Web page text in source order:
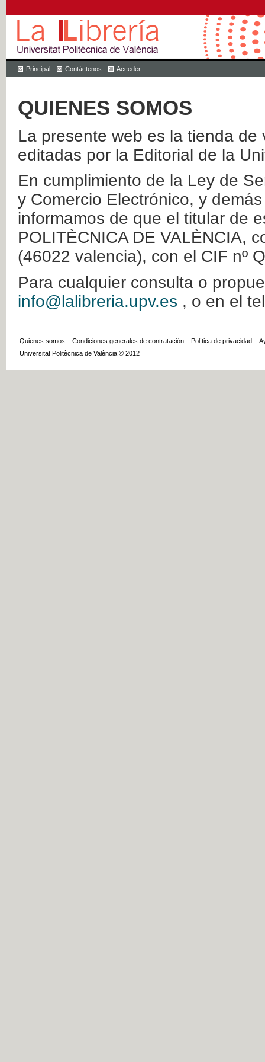
Principal Contáctenos Acceder
QUIENES SOMOS
La presente web es la tienda
editadas por la Editorial de la
En cumplimiento de la Ley de
y Comercio Electrónico, y
informamos de que el titular de
POLITÈCNICA DE VALÈNCIA,
(46022 valencia), con el CIF nº
Para cualquier consulta o
info@lalibreria.upv.es , o en el
Quienes somos :: Condiciones generales de contratación :: Política de privacidad ::
Universitat Politècnica de València © 2012